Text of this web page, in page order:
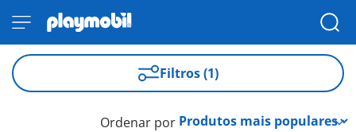
Filtros (1)
Ordenar por